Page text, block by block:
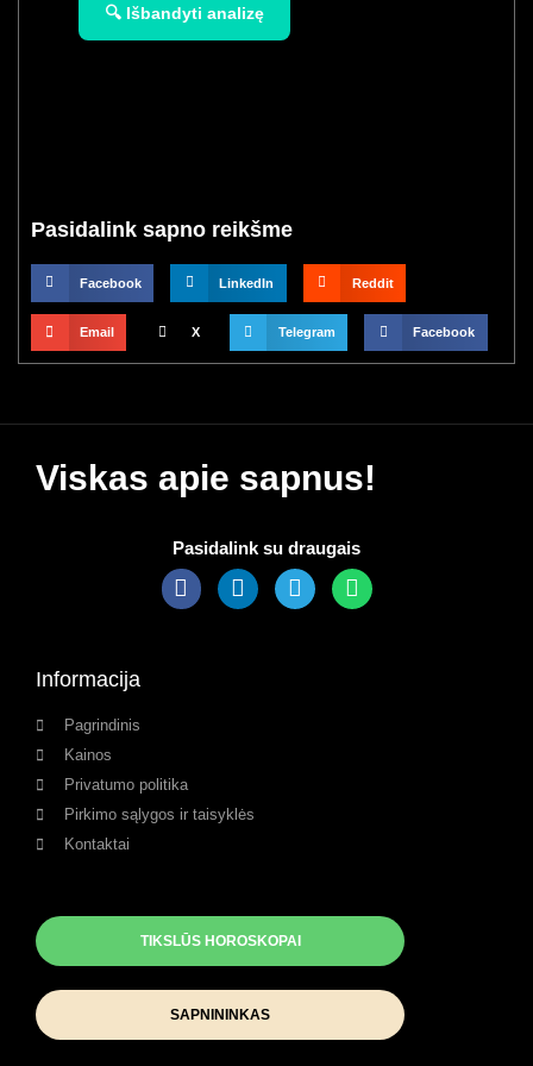
🔍 Išbandyti analizę
Pasidalink sapno reikšme
Facebook LinkedIn Reddit
Email X Telegram Facebook
Viskas apie sapnus!
Pasidalink su draugais
Informacija
Pagrindinis
Kainos
Privatumo politika
Pirkimo sąlygos ir taisyklės
Kontaktai
TIKSLŪS HOROSKOPAI
SAPNININKAS